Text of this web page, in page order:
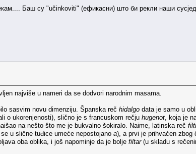
Баш су "učinkoviti" (ефикасни) што би рекли наши
najviše u nameri da se dodvori narodnim masama.
sasvim novu dimenziju. Španska reč hidalgo data je samo u
o ukorenjenosti), slično je s francuskom rečju hugenot , koja je
na nešto što me je bukvalno šokiralo. Naime, latinska reč
u slične tuđice umeće nepostojano a), a prvi je prihvaćen zbog
oba oblika, i još napominje da je bolje filtar(u skladu s